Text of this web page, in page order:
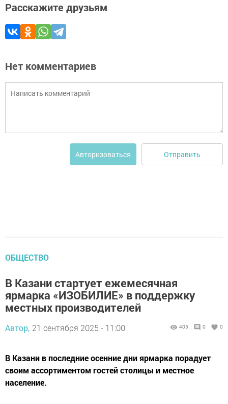
Расскажите друзьям
Нет комментариев
Авторизоваться Отправить
ОБЩЕСТВО
В Казани стартует ежемесячная
ярмарка «ИЗОБИЛИЕ» в поддержку
местных производителей
Автор, 21 сентября 2025 - 11:00 405 0 0
В Казани в последние осенние дни ярмарка порадует
своим ассортиментом гостей столицы и местное
население.